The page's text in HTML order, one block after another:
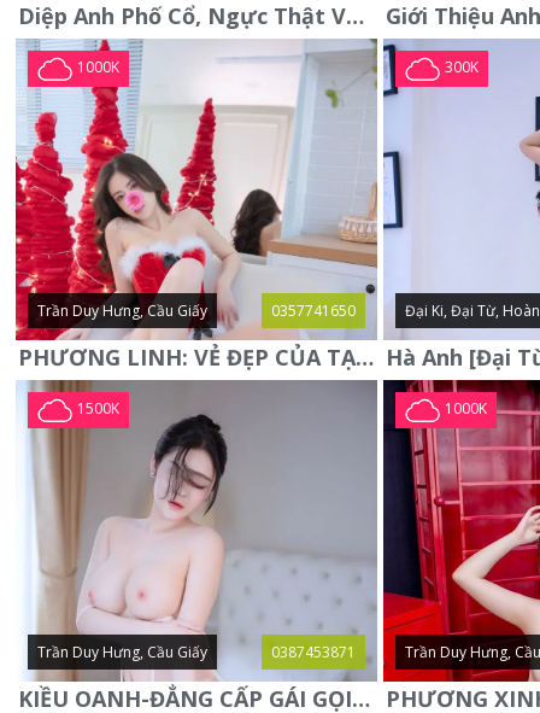
Diệp Anh Phố Cổ, Ngực Thật Vú To Thơm Tho Quyến Rũ
1000K
Trần Duy Hưng, Cầu Giấy 0357741650
PHƯƠNG LINH: VẺ ĐẸP CỦA TẠO HÓA, XINH ĐẸP, SEXY, QUYỄN RŨ
300K
Đại Ki, Đại Từ,
1500K
Trần Duy Hưng, Cầu Giấy 0387453871
KIỀU OANH-ĐẲNG CẤP GÁI GỌI XINH SANG-NGOAN NGOÃN
1000K
Trần Duy Hưng,